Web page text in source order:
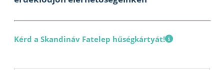
Kérd a Skandináv Fatelep hűségkártyát!